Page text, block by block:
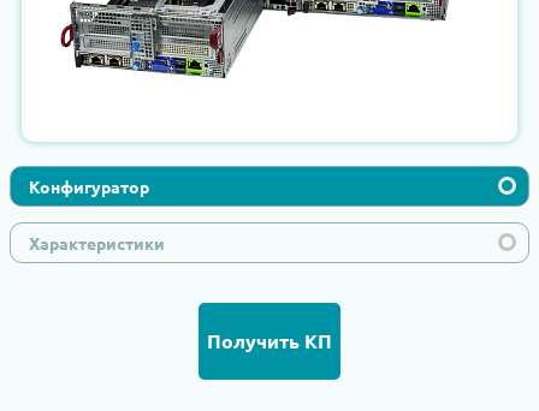
Конфигуратор
Характеристики
Получить КП